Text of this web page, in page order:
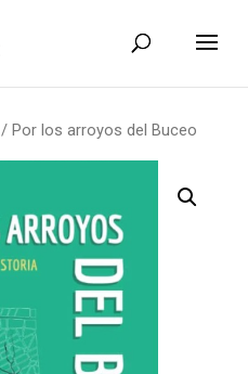
/ Por los arroyos del Buceo